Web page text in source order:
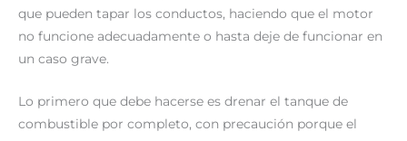
que pueden tapar los conductos, haciendo que el motor
no funcione adecuadamente o hasta deje de funcionar en
un caso grave.
Lo primero que debe hacerse es drenar el tanque de
combustible por completo, con precaución porque el